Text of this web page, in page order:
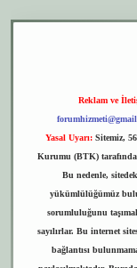
Reklam ve
Yasal Uyarı: Sitemiz,
Kurumu (BTK)
Bu nedenle,
yükümlülüğümüz
sorumluluğunu
sayılırlar. Bu internet
bağlantısı